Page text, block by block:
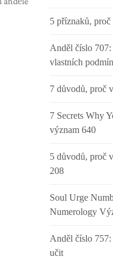
5 příznaků,
Anděl číslo
vlastních
7 důvodů, proč
7 Secrets Why
význam 640
5 důvodů, proč
208
Soul Urge
Numerology
Anděl číslo 757:
učit